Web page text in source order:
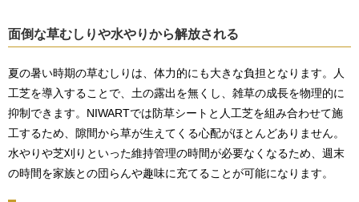
面倒な草むしりや水やりから解放される
夏の暑い時期の草むしりは、体力的にも大きな負担となります。人
工芝を導入することで、土の露出を無くし、雑草の成長を物理的に
抑制できます。NIWARTでは防草シートと人工芝を組み合わせて施
工するため、隙間から草が生えてくる心配がほとんどありません。
水やりや芝刈りといった維持管理の時間が必要なくなるため、週末
の時間を家族との団らんや趣味に充てることが可能になります。